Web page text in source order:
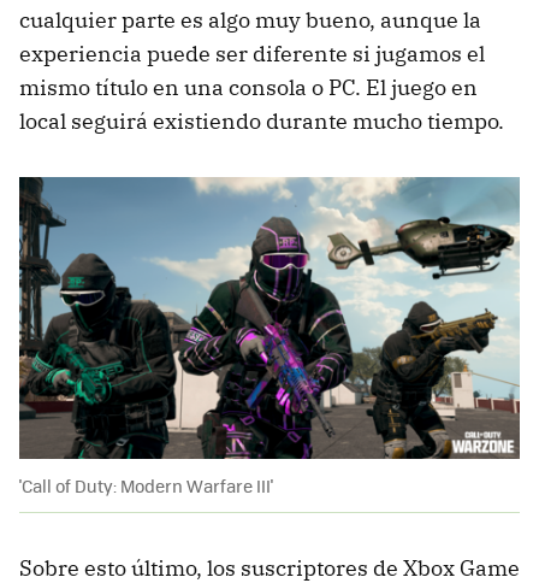
cualquier parte es algo muy bueno, aunque la
experiencia puede ser diferente si jugamos el
mismo título en una consola o PC. El juego en
local seguirá existiendo durante mucho tiempo.
'Call of Duty: Modern Warfare III'
Sobre esto último, los suscriptores de Xbox Game